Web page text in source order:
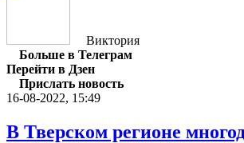
Виктория
Больше в Телеграм
Перейти в Дзен
Прислать новость
16-08-2022, 15:49
В Тверском регионе